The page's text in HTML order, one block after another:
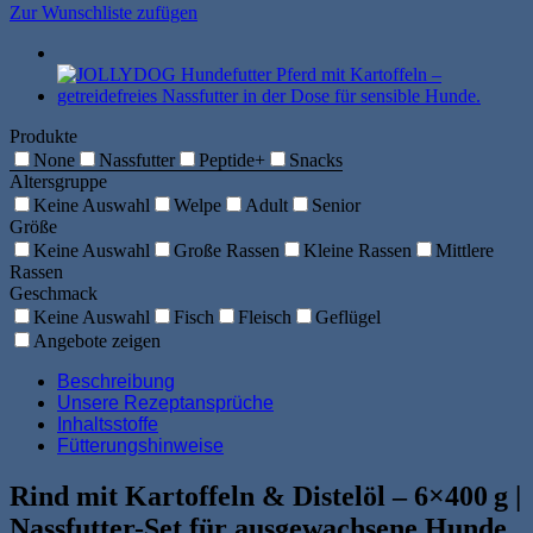
Zur Wunschliste zufügen
Produkte
None
Nassfutter Peptide+
Snacks
Altersgruppe
Keine Auswahl
Welpe Adult
Senior
Größe
Keine Auswahl
Große Rassen Kleine Rassen
Mittlere
Rassen
Geschmack
Keine Auswahl
Fisch Fleisch
Geflügel
Angebote zeigen
Beschreibung
Unsere Rezeptansprüche
Inhaltsstoffe
Fütterungshinweise
Rind mit Kartoffeln & Distelöl – 6×400 g |